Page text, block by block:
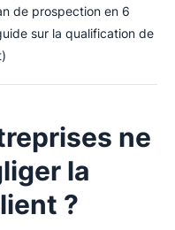
de prospection en 6
sur la qualification de
ne
la
?